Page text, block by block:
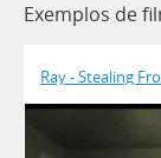
Exemplos de
Ray - Stealing